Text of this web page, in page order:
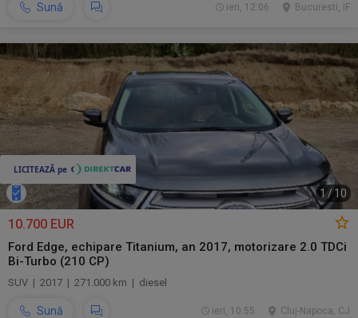
Sună Bucuresti, IF
ieri, 12:06
1/10
10.700 EUR
Ford Edge, echipare Titanium, an 2017, motorizare 2.0 TDCi
Bi-Turbo (210 CP)
SUV | 2017 | 271.000 km | diesel
Sună Cluj-Napoca, CJ
ieri, 10:55